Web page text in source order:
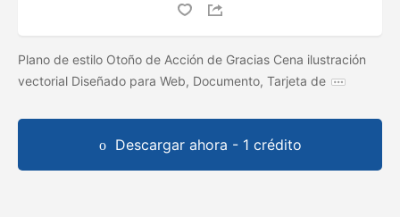
Plano de estilo Otoño de Acción de Gracias Cena ilustración
vectorial Diseñado para Web, Documento, Tarjeta de
Descargar ahora - 1 crédito